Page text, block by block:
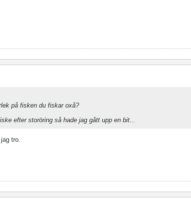
på fisken du fiskar oxå?
efter storöring så hade jag gått upp en bit...
tro.